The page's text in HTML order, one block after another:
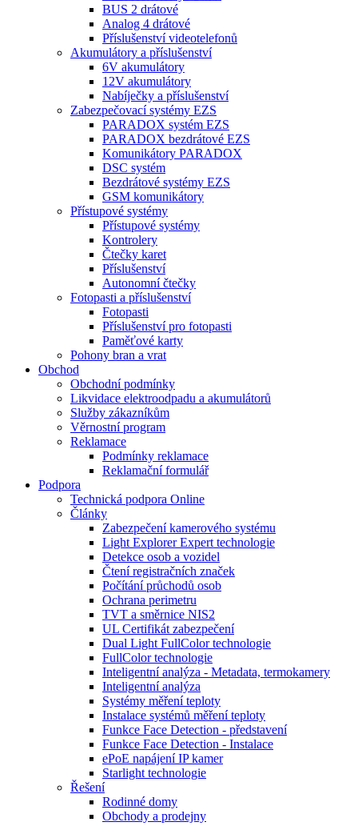
BUS 2 drátové
Analog 4 drátové
Příslušenství videotelefonů
Akumulátory a příslušenství
6V akumulátory
12V akumulátory
Nabíječky a příslušenství
Zabezpečovací systémy EZS
PARADOX systém EZS
PARADOX bezdrátové EZS
Komunikátory PARADOX
DSC systém
Bezdrátové systémy EZS
GSM komunikátory
Přístupové systémy
Přístupové systémy
Kontrolery
Čtečky karet
Příslušenství
Autonomní čtečky
Fotopasti a příslušenství
Fotopasti
Příslušenství pro fotopasti
Paměťové karty
Pohony bran a vrat
Obchod
Obchodní podmínky
Likvidace elektroodpadu a akumulátorů
Služby zákazníkům
Věrnostní program
Reklamace
Podmínky reklamace
Reklamační formulář
Podpora
Technická podpora Online
Články
Zabezpečení kamerového systému
Light Explorer Expert technologie
Detekce osob a vozidel
Čtení registračních značek
Počítání průchodů osob
Ochrana perimetru
TVT a směrnice NIS2
UL Certifikát zabezpečení
Dual Light FullColor technologie
FullColor technologie
Inteligentní analýza - Metadata, termokamery
Inteligentní analýza
Systémy měření teploty
Instalace systémů měření teploty
Funkce Face Detection - představení
Funkce Face Detection - Instalace
ePoE napájení IP kamer
Starlight technologie
Řešení
Rodinné domy
Obchody a prodejny